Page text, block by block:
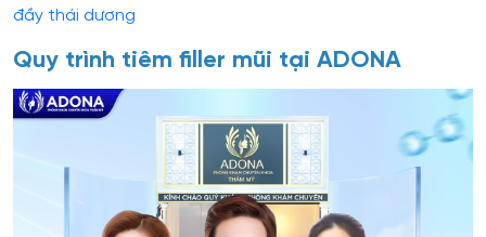
đầy thái dương
Quy trình tiêm filler mũi tại ADONA